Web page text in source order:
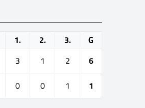
1. 2. 3.
G
3 1 2
6
0 0 1 1